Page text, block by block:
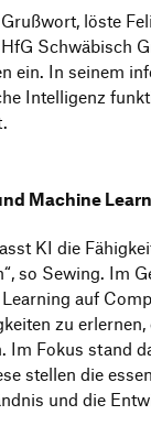
löste
Schwä­bisch
ein. In seinem
Intel­li­genz
Machine
KI die
so Sewing. Im
auf
zu
Im Fokus stand
stellen die
und die